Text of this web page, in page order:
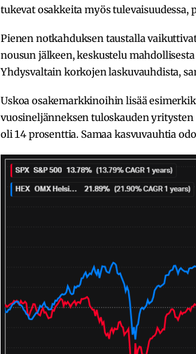
tukevat osakkeita myös tulevaisuudessa,
Pienen notkahduksen taustalla
nousun jälkeen, keskustelu
Yhdysvaltain korkojen laskuvauhdista,
Uskoa osakemarkkinoihin lisää
vuosineljänneksen tuloskauden
oli 14 prosenttia. Samaa kasvuvauhtia